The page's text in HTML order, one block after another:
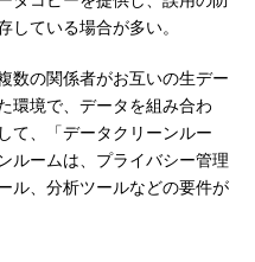
している場合が多い。
数の関係者がお互いの生デー
環境で、データを組み合わ
て、「データクリーンルー
ルームは、プライバシー管理
ル、分析ツールなどの要件が